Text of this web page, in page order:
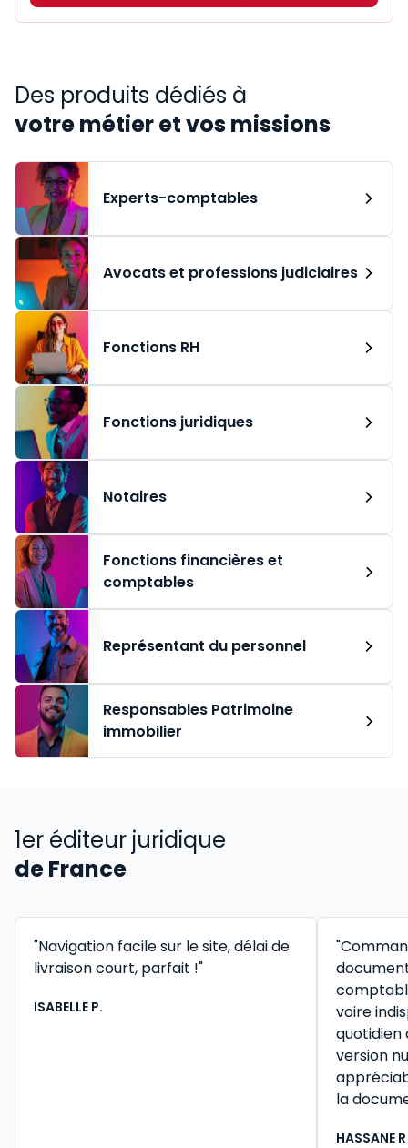
Des produits dédiés à
votre métier et vos missions
Experts-comptables
Avocats et professions judiciaires
Fonctions RH
Fonctions juridiques
Notaires
Fonctions financières et
comptables
Représentant du personnel
Responsables Patrimoine
immobilier
1er éditeur juridique
de France
"Navigation facile sur le site, délai de
livraison court, parfait !"
ISABELLE P.
voire
version
la
HASSANE R